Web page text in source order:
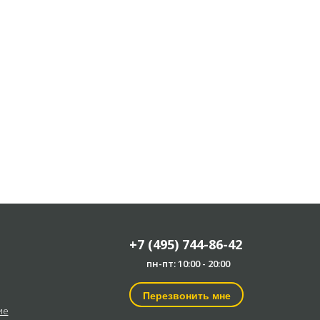
+7 (495) 744-86-42
пн-пт: 10:00 - 20:00
Перезвонить мне